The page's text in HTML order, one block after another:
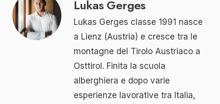
Lukas Gerges
Lukas Gerges classe 1991 nasce
a Lienz (Austria) e cresce tra le
montagne del Tirolo Austriaco a
Osttirol. Finita la scuola
alberghiera e dopo varie
esperienze lavorative tra Italia,